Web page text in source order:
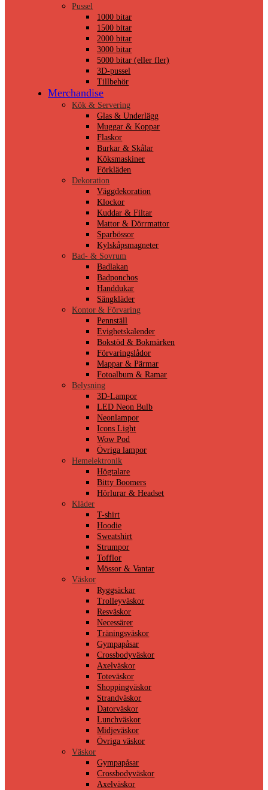
Pussel
1000 bitar
1500 bitar
2000 bitar
3000 bitar
5000 bitar (eller fler)
3D-pussel
Tillbehör
Merchandise
Kök & Servering
Glas & Underlägg
Muggar & Koppar
Flaskor
Burkar & Skålar
Köksmaskiner
Förkläden
Dekoration
Väggdekoration
Klockor
Kuddar & Filtar
Mattor & Dörrmattor
Sparbössor
Kylskåpsmagneter
Bad- & Sovrum
Badlakan
Badponchos
Handdukar
Sängkläder
Kontor & Förvaring
Pennställ
Evighetskalender
Bokstöd & Bokmärken
Förvaringslådor
Mappar & Pärmar
Fotoalbum & Ramar
Belysning
3D-Lampor
LED Neon Bulb
Neonlampor
Icons Light
Wow Pod
Övriga lampor
Hemelektronik
Högtalare
Bitty Boomers
Hörlurar & Headset
Kläder
T-shirt
Hoodie
Sweatshirt
Strumpor
Tofflor
Mössor & Vantar
Väskor
Ryggsäckar
Trolleyväskor
Resväskor
Necessärer
Träningsväskor
Gympapåsar
Crossbodyväskor
Axelväskor
Toteväskor
Shoppingväskor
Strandväskor
Datorväskor
Lunchväskor
Midjeväskor
Övriga väskor
Väskor
Gympapåsar
Crossbodyväskor
Axelväskor